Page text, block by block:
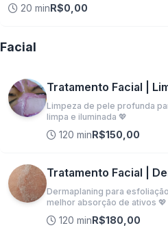
20 minR$0,00
Facial
Tratamento Facial |
Limpeza de pele profunda
limpa e iluminada 💖
120 minR$150,00
Tratamento Facial |
Dermaplaning para
melhor absorção de ativos 💖
120 minR$180,00